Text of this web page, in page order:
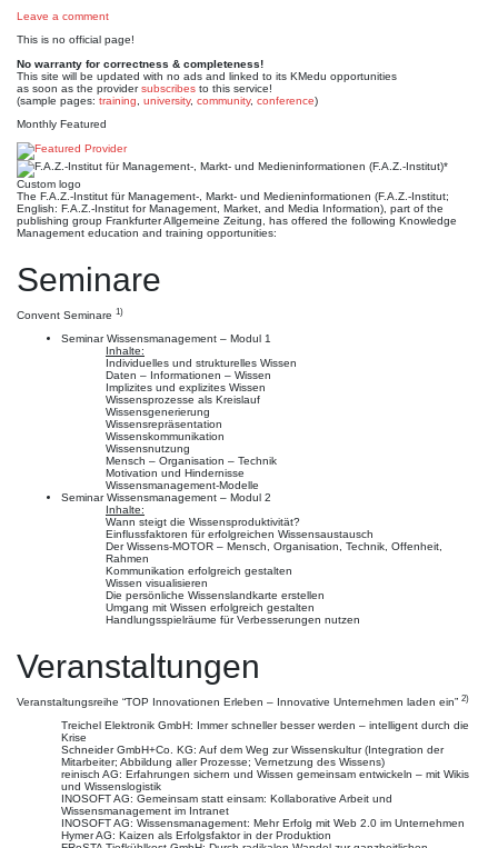
Leave a comment
This is no official page!
No warranty for correctness & completeness!
This site will be updated with no ads and linked to its KMedu opportunities
as soon as the providersubscribes to this service!
(sample pages: training university, community, conference)
Monthly Featured
Custom logo
The F.A.Z.-Institut für Management-, Markt- und Medieninformationen (F.A.Z.-Institut;
English: F.A.Z.-Institut for Management, Market, and Media Information), part of the
publishing group Frankfurter Allgemeine Zeitung, has offered the following Knowledge
Management education and training opportunities:
Seminare
Convent Seminare 1)
Seminar Wissensmanagement – Modul 1
Inhalte:
Individuelles und strukturelles Wissen
Daten – Informationen – Wissen
Implizites und explizites Wissen
Wissensprozesse als Kreislauf
Wissensgenerierung
Wissensrepräsentation
Wissenskommunikation
Wissensnutzung
Mensch – Organisation – Technik
Motivation und Hindernisse
Wissensmanagement-Modelle
Seminar Wissensmanagement – Modul 2
Inhalte:
Wann steigt die Wissensproduktivität?
Einflussfaktoren für erfolgreichen Wissensaustausch
Der Wissens-MOTOR – Mensch, Organisation, Technik, Offenheit,
Rahmen
Kommunikation erfolgreich gestalten
Wissen visualisieren
Die persönliche Wissenslandkarte erstellen
Umgang mit Wissen erfolgreich gestalten
Handlungsspielräume für Verbesserungen nutzen
Veranstaltungen
Veranstaltungsreihe “TOP Innovationen Erleben – Innovative Unternehmen laden ein” 2)
Treichel Elektronik GmbH: Immer schneller besser werden – intelligent durch die
Krise
Schneider GmbH+Co. KG: Auf dem Weg zur Wissenskultur (Integration der
Mitarbeiter; Abbildung aller Prozesse; Vernetzung des Wissens)
reinisch AG: Erfahrungen sichern und Wissen gemeinsam entwickeln – mit Wikis
und Wissenslogistik
INOSOFT AG: Gemeinsam statt einsam: Kollaborative Arbeit und
Wissensmanagement im Intranet
INOSOFT AG: Wissensmanagement: Mehr Erfolg mit Web 2.0 im Unternehmen
Hymer AG: Kaizen als Erfolgsfaktor in der Produktion